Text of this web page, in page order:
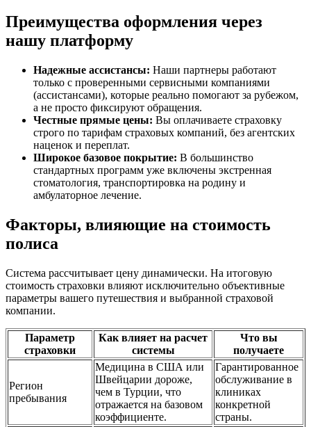
Преимущества оформления через
нашу платформу
Надежные ассистансы: Наши партнеры работают
только с проверенными сервисными компаниями
(ассистансами), которые реально помогают за рубежом,
а не просто фиксируют обращения.
Честные прямые цены: Вы оплачиваете страховку
строго по тарифам страховых компаний, без агентских
наценок и переплат.
Широкое базовое покрытие: В большинство
стандартных программ уже включены экстренная
стоматология, транспортировка на родину и
амбулаторное лечение.
Факторы, влияющие на стоимость
полиса
Система рассчитывает цену динамически. На итоговую
стоимость страховки влияют исключительно объективные
параметры вашего путешествия и выбранной страховой
компании.
Параметр
страховки
Как влияет на расчет
системы
Что вы
получаете
Регион
пребывания
Медицина в США или
Швейцарии дороже,
чем в Турции, что
отражается на базовом
коэффициенте.
Гарантированное
обслуживание в
клиниках
конкретной
страны.